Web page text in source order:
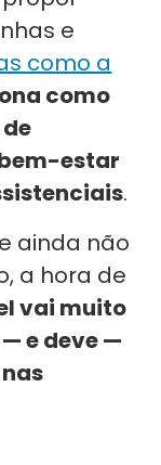
e
como a
como
estar
.
ainda não
a hora de
vai muito
e deve —